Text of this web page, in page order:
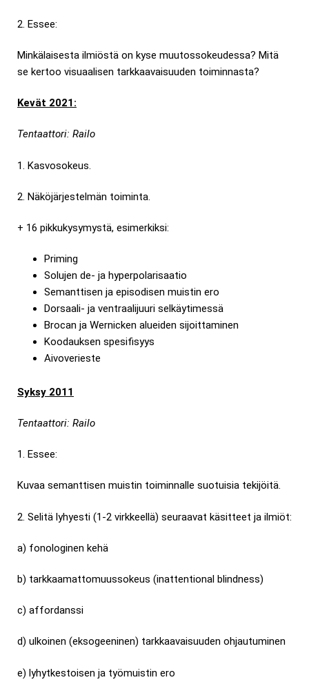
2. Essee:
Minkälaisesta ilmiöstä on kyse muutossokeudessa? Mitä
se kertoo visuaalisen tarkkaavaisuuden toiminnasta?
Kevät 2021:
Tentaattori: Railo
1. Kasvosokeus.
2. Näköjärjestelmän toiminta.
+ 16 pikkukysymystä, esimerkiksi:
Priming
Solujen de- ja hyperpolarisaatio
Semanttisen ja episodisen muistin ero
Dorsaali- ja ventraalijuuri selkäytimessä
Brocan ja Wernicken alueiden sijoittaminen
Koodauksen spesifisyys
Aivoverieste
Syksy 2011
Tentaattori: Railo
1. Essee:
Kuvaa semanttisen muistin toiminnalle suotuisia tekijöitä.
2. Selitä lyhyesti (1-2 virkkeellä) seuraavat käsitteet ja ilmiöt:
a) fonologinen kehä
b) tarkkaamattomuussokeus (inattentional blindness)
c) affordanssi
d) ulkoinen (eksogeeninen) tarkkaavaisuuden ohjautuminen
e) lyhytkestoisen ja työmuistin ero